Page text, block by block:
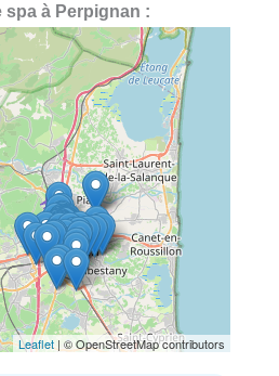
spa à Perpignan :
Leaflet| © OpenStreetMap contributors